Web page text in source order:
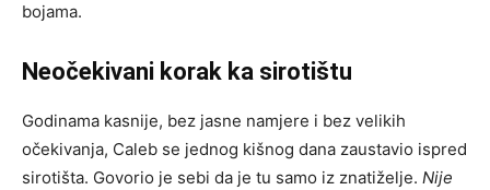
bojama.
Neočekivani korak ka sirotištu
Godinama kasnije, bez jasne namjere i bez velikih
očekivanja, Caleb se jednog kišnog dana zaustavio ispred
sirotišta. Govorio je sebi da je tu samo iz znatiželje. Nije